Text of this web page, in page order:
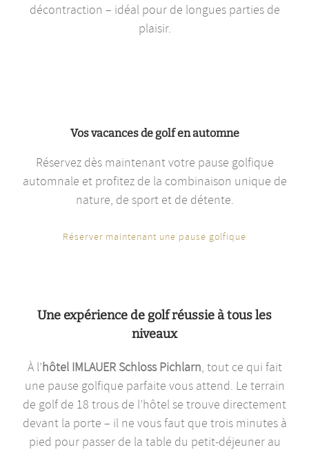
décontraction – idéal pour de longues parties de
plaisir.
Vos vacances de golf en automne
Réservez dès maintenant votre pause golfique
automnale et profitez de la combinaison unique de
nature, de sport et de détente.
Réserver maintenant une pause golfique
Une expérience de golf réussie à tous les
niveaux
À l’hôtel IMLAUER Schloss Pichlarn, tout ce qui fait
une pause golfique parfaite vous attend. Le terrain
de golf de 18 trous de l’hôtel se trouve directement
devant la porte – il ne vous faut que trois minutes à
pied pour passer de la table du petit-déjeuner au